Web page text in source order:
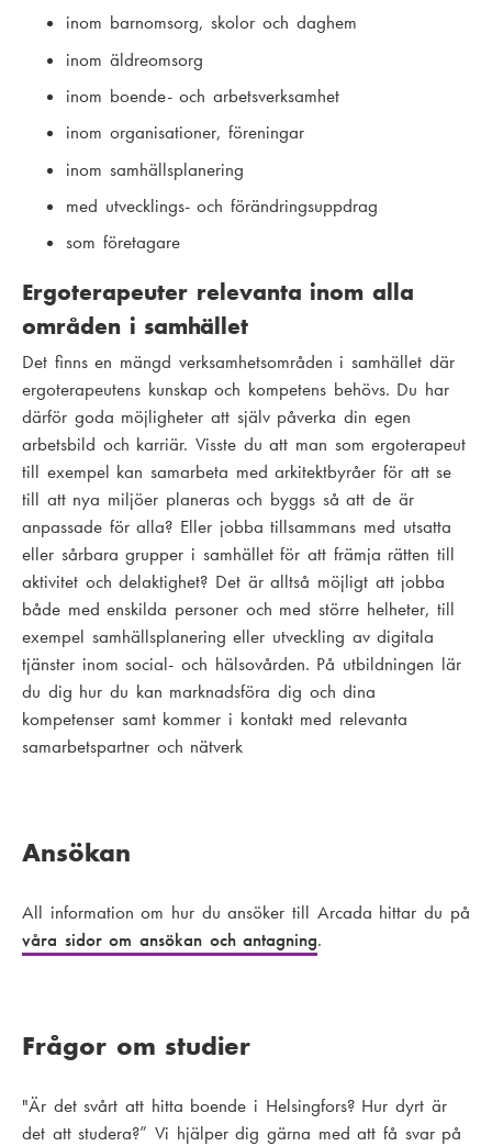
inom barnomsorg, skolor och daghem
inom äldreomsorg
inom boende- och arbetsverksamhet
inom organisationer, föreningar
inom samhällsplanering
med utvecklings- och förändringsuppdrag
som företagare
Ergoterapeuter relevanta inom alla
områden i samhället
Det finns en mängd verksamhetsområden i samhället där
ergoterapeutens kunskap och kompetens behövs. Du har
därför goda möjligheter att själv påverka din egen
arbetsbild och karriär. Visste du att man som ergoterapeut
till exempel kan samarbeta med arkitektbyråer för att se
till att nya miljöer planeras och byggs så att de är
anpassade för alla? Eller jobba tillsammans med utsatta
eller sårbara grupper i samhället för att främja rätten till
aktivitet och delaktighet? Det är alltså möjligt att jobba
både med enskilda personer och med större helheter, till
exempel samhällsplanering eller utveckling av digitala
tjänster inom social- och hälsovården. På utbildningen lär
du dig hur du kan marknadsföra dig och dina
kompetenser samt kommer i kontakt med relevanta
samarbetspartner och nätverk
Ansökan
All information om hur du ansöker till Arcada hittar du på
våra sidor om ansökan och antagning.
Frågor om studier
"Är det svårt att hitta boende i Helsingfors? Hur dyrt är
det att studera?” Vi hjälper dig gärna med att få svar på